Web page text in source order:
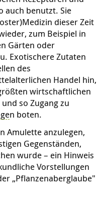
auch benutzt. Sie
dieser Zeit
zum Beispiel in
Gärten oder
Exotischere Zutaten
des
Handel hin,
wirtschaftlichen
so Zugang zu
n boten.
Amulette anzulegen,
Gegenständen,
wurde – ein Hinweis
Vorstellungen
„Pflanzenaberglaube"